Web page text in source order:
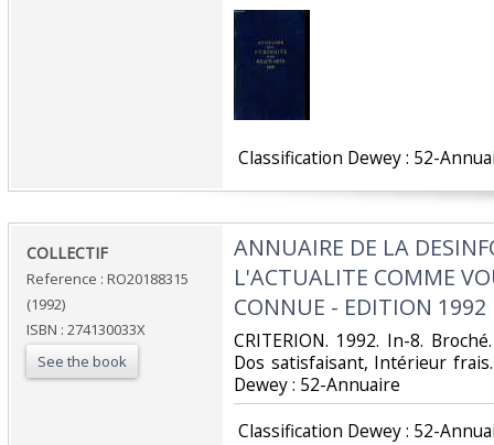
Classification Dewey : 52-
‎COLLECTIF‎
Reference : RO20188315
(1992)
ISBN : 274130033X
See the book
‎ANNUAIRE DE LA
L'ACTUALITE COMME
CONNUE - EDITION 1992‎
‎CRITERION. 1992. In-8.
Dos satisfaisant, Intérieur
Dewey : 52-Annuaire‎
Classification Dewey : 52-